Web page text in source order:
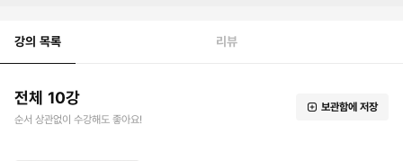
강의 목록 리뷰
전체 10강
순서 상관없이 수강해도 좋아요!
보관함에 저장